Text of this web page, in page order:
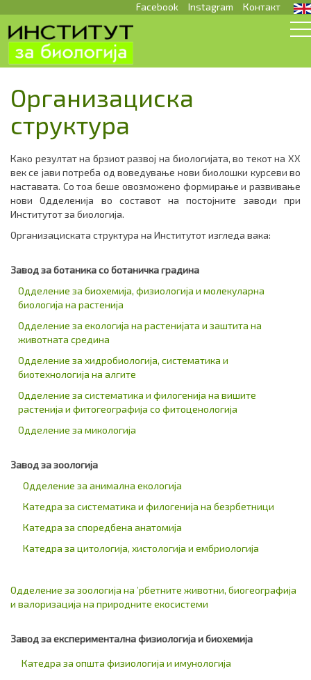
Facebook Instagram Контакт
Организациска
структура
Како резултат на брзиот развој на биологијата, во текот на XX
век се јави потреба од воведување нови биолошки курсеви во
наставата. Со тоа беше овозможено формирање и развивање
нови Одделенија во составот на постојните заводи при
Институтот за биологија.
Организациската структура на Институтот изгледа вака:
Завод за ботаника со ботаничка градина
Одделение за биохемија, физиологија и молекуларна
биологија на растенија
Одделение за екологија на растенијата и заштита на
животната средина
Одделение за хидробиологија, систематика и
биотехнологија на алгите
Одделение за систематика и филогенија на вишите
растенија и фитогеографија со фитоценологија
Oдделение за микологија
Завод за зоологија
Одделение за анимална екологија
Катедра за систематика и филогенија на безрбетници
Катедра за споредбена анатомија
Катедра за цитологија, хистологија и ембриологија
Одделение за зоологија на ’рбетните животни, биогеографија
и валоризација на природните екосистеми
Завод за експериментална физиологија и биохемија
Катедра за општа физиологија и имунологија